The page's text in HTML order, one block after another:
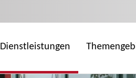
Dienstleistungen